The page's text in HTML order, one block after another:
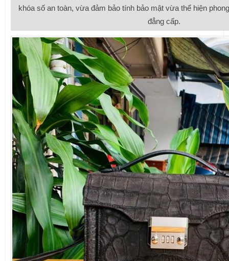
khóa số an toàn, vừa đảm bảo tính bảo mật vừa thể hiện
đẳng cấp.